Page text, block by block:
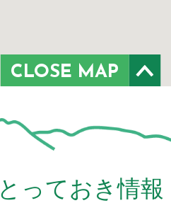
CLOSE MAP
とっておき情報